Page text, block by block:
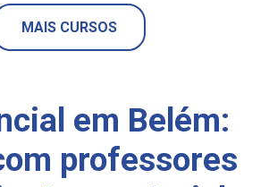
MAIS CURSOS
em Belém:
professores